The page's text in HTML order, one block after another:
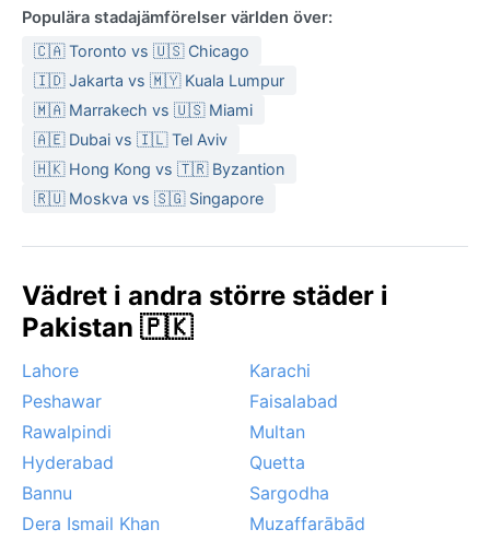
Populära stadajämförelser världen över:
🇨🇦 Toronto vs 🇺🇸 Chicago
🇮🇩 Jakarta vs 🇲🇾 Kuala Lumpur
🇲🇦 Marrakech vs 🇺🇸 Miami
🇦🇪 Dubai vs 🇮🇱 Tel Aviv
🇭🇰 Hong Kong vs 🇹🇷 Byzantion
🇷🇺 Moskva vs 🇸🇬 Singapore
Vädret i andra större städer i
Pakistan 🇵🇰
Lahore
Karachi
Peshawar
Faisalabad
Rawalpindi
Multan
Hyderabad
Quetta
Bannu
Sargodha
Dera Ismail Khan
Muzaffarābād